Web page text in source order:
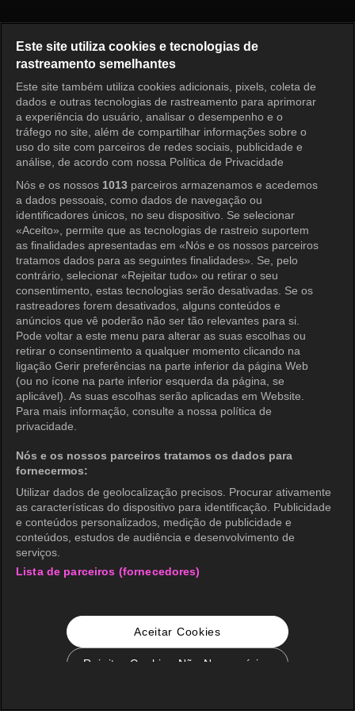
Entrar
Este site utiliza cookies e tecnologias de
rastreamento semelhantes
Este site também utiliza cookies adicionais, pixels, coleta de
dados e outras tecnologias de rastreamento para aprimorar
a experiência do usuário, analisar o desempenho e o
tráfego no site, além de compartilhar informações sobre o
uso do site com parceiros de redes sociais, publicidade e
análise, de acordo com nossa Política de Privacidade
Nós e os nossos 1013 parceiros armazenamos e acedemos
a dados pessoais, como dados de navegação ou
identificadores únicos, no seu dispositivo. Se selecionar
«Aceito», permite que as tecnologias de rastreio suportem
as finalidades apresentadas em «Nós e os nossos parceiros
tratamos dados para as seguintes finalidades». Se, pelo
contrário, selecionar «Rejeitar tudo» ou retirar o seu
consentimento, estas tecnologias serão desativadas. Se os
rastreadores forem desativados, alguns conteúdos e
anúncios que vê poderão não ser tão relevantes para si.
Pode voltar a este menu para alterar as suas escolhas ou
retirar o consentimento a qualquer momento clicando na
ligação Gerir preferências na parte inferior da página Web
(ou no ícone na parte inferior esquerda da página, se
aplicável). As suas escolhas serão aplicadas em Website.
Para mais informação, consulte a nossa política de
privacidade.
Nós e os nossos parceiros tratamos os dados para
fornecermos:
Utilizar dados de geolocalização precisos. Procurar ativamente
as características do dispositivo para identificação. Publicidade
e conteúdos personalizados, medição de publicidade e
conteúdos, estudos de audiência e desenvolvimento de
serviços.
Lista de parceiros (fornecedores)
Aceitar Cookies
Rejeitar Cookies Não Necessários